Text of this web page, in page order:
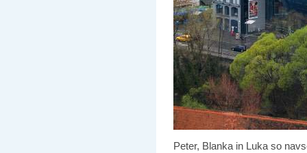
Peter, Blanka in Luka so